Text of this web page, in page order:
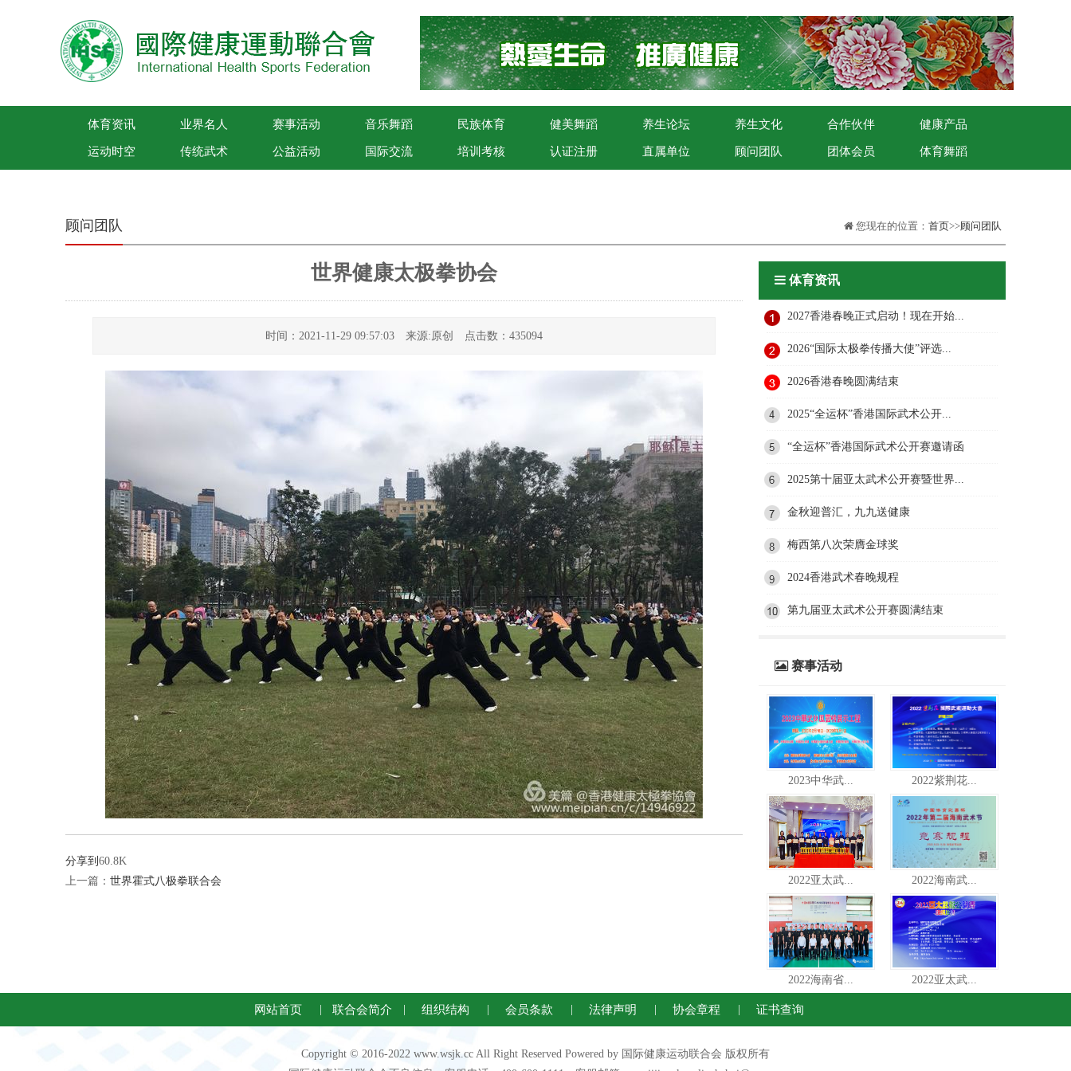
体育资讯 业界名人 赛事活动 音乐舞蹈 民族体育 健美舞蹈 养生论坛 养生文化 合作伙伴 健康产品
运动时空 传统武术 公益活动 国际交流 培训考核 认证注册 直属单位 顾问团队 团体会员 体育舞蹈
顾问团队 您现在的位置： 首页>>顾问团队
世界健康太极拳协会
时间：2021-11-29 09:57:03 来源:原创 点击数：435094
分享到 60.8K
上一篇： 世界霍式八极拳联合会
体育资讯
2027香港春晚正式启动！现在开始...
2026“国际太极拳传播大使”评选...
2026香港春晚圆满结束
2025“全运杯”香港国际武术公开...
“全运杯”香港国际武术公开赛邀请函
2025第十届亚太武术公开赛暨世界...
金秋迎普汇，九九送健康
梅西第八次荣膺金球奖
2024香港武术春晚规程
第九届亚太武术公开赛圆满结束
赛事活动
2023中华武... 2022紫荆花...
2022亚太武... 2022海南武...
2022海南省... 2022亚太武...
网站首页 联合会简介 组织结构 会员条款 法律声明 协会章程 证书查询
Copyright © 2016-2022 www.wsjk.cc All Right Reserved Powered by 国际健康运动联合会 版权所有